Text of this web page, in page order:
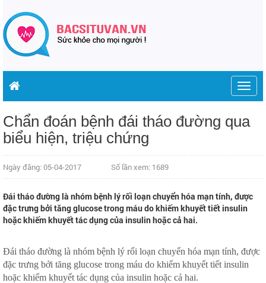
Chẩn đoán bệnh đái tháo đường qua
biểu hiện, triệu chứng
Ngày đăng: 05-04-2017 Số lần xem: 1689
Đái tháo đường là nhóm bệnh lý rối loạn chuyển hóa mạn tính, được
đặc trưng bởi tăng glucose trong máu do khiếm khuyết tiết insulin
hoặc khiếm khuyết tác dụng của insulin hoặc cả hai.
Đái tháo đường là nhóm bệnh lý rối loạn chuyển hóa mạn tính, được
đặc trưng bởi tăng glucose trong máu do khiếm khuyết tiết insulin
hoặc khiếm khuyết tác dụng của insulin hoặc cả hai.